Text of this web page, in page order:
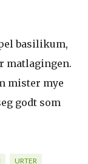
basilikum,
matlagingen.
mister mye
godt som
URTER